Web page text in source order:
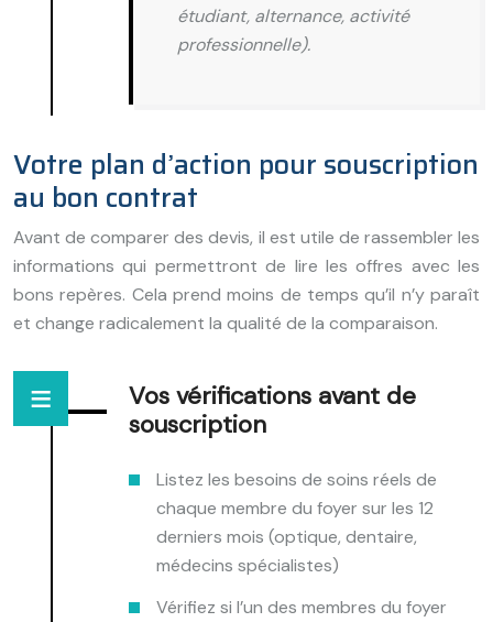
étudiant, alternance, activité
professionnelle).
Votre plan d’action pour souscription
au bon contrat
Avant de comparer des devis, il est utile de rassembler les
informations qui permettront de lire les offres avec les
bons repères. Cela prend moins de temps qu’il n’y paraît
et change radicalement la qualité de la comparaison.
Vos vérifications avant de
souscription
Listez les besoins de soins réels de
chaque membre du foyer sur les 12
derniers mois (optique, dentaire,
médecins spécialistes)
Vérifiez si l’un des membres du foyer